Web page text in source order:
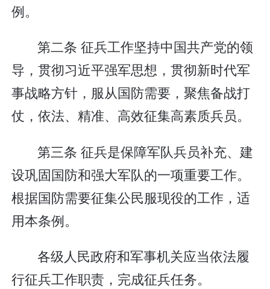
例。
第二条 征兵工作坚持中国共产党的领
导，贯彻习近平强军思想，贯彻新时代军
事战略方针，服从国防需要，聚焦备战打
仗，依法、精准、高效征集高素质兵员。
第三条 征兵是保障军队兵员补充、建
设巩固国防和强大军队的一项重要工作。
根据国防需要征集公民服现役的工作，适
用本条例。
各级人民政府和军事机关应当依法履
行征兵工作职责，完成征兵任务。